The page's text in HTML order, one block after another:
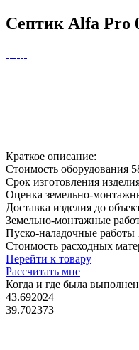
Септик Alfa Pro
Краткое описание:
Стоимость оборудования
Срок изготовления
Оценка земельно-
Доставка изделия до
Земельно-монтажные
Пуско-наладочные работы
Стоимость расходных
Перейти к товару
Рассчитать мне
Когда и где была
43.692024
39.702373